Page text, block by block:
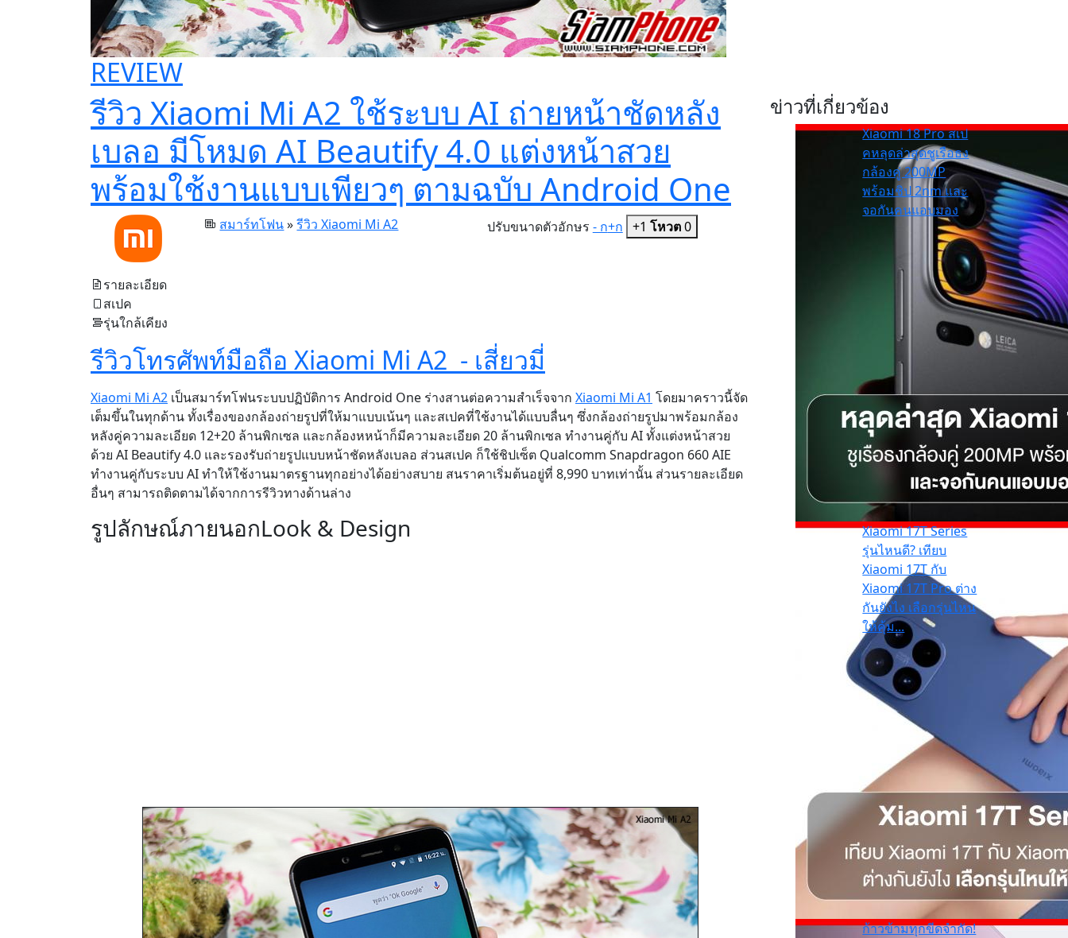
REVIEW
รีวิว Xiaomi Mi A2 ใช้ระบบ AI ถ่ายหน้าชัดหลัง
เบลอ มีโหมด AI Beautify 4.0 แต่งหน้าสวย
พร้อมใช้งานแบบเพียวๆ ตามฉบับ Android One
สมาร์ทโฟน»รีวิว Xiaomi Mi A2 ปรับขนาดตัวอักษร - ก+ก +1 โหวต0
รายละเอียด
สเปค
รุ่นใกล้เคียง
รีวิวโทรศัพท์มือถือ Xiaomi Mi A2 - เสี่ยวมี่
Xiaomi Mi A2 เป็นสมาร์ทโฟนระบบปฏิบัติการ Android One ร่างสานต่อความสำเร็จจาก Xiaomi Mi A1 โดยมาคราวนี้จัด
เต็มขึ้นในทุกด้าน ทั้งเรื่องของกล้องถ่ายรูปที่ให้มาแบบเน้นๆ และสเปคที่ใช้งานได้แบบลื่นๆ ซึ่งกล้องถ่ายรูปมาพร้อมกล้อง
หลังคู่ความละเอียด 12+20 ล้านพิกเซล และกล้องหหน้าก็มีความละเอียด 20 ล้านพิกเซล ทำงานคู่กับ AI ทั้งแต่งหน้าสวย
ด้วย AI Beautify 4.0 และรองรับถ่ายรูปแบบหน้าชัดหลังเบลอ ส่วนสเปค ก็ใช้ชิปเซ็ต Qualcomm Snapdragon 660 AIE
ทำงานคู่กับระบบ AI ทำให้ใช้งานมาตรฐานทุกอย่างได้อย่างสบาย สนราคาเริ่มต้นอยู่ที่ 8,990 บาทเท่านั้น ส่วนรายละเอียด
อื่นๆ สามารถติดตามได้จากการรีวิวทางด้านล่าง
รูปลักษณ์ภายนอกLook & Design
ข่าวที่เกี่ยวข้อง
Xiaomi 18 Pro สเป
คหลุดล่าสุดชูเรือธง
กล้องคู่ 200MP
พร้อมชิป 2nm และ
จอกันคนแอบมอง
Xiaomi 17T Series
รุ่นไหนดี? เทียบ
Xiaomi 17T กับ
Xiaomi 17T Pro ต่าง
กันยังไง เลือกรุ่นไหน
ให้คุ้ม...
ก้าวข้ามทุกขีดจำกัด!